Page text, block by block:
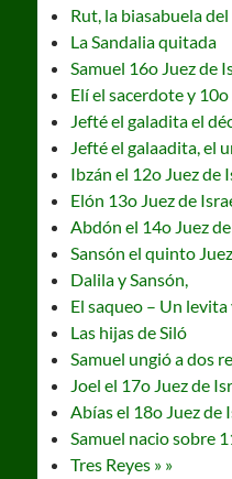
Rut, la biasabuela
La Sandalia quitada
Samuel 16o Juez de
Elí el sacerdote y
Jefté el galadita el
Jefté el galaadita, el
Ibzán el 12o Juez de
Elón 13o Juez de
Abdón el 14o Juez
Sansón el quinto
Dalila y Sansón,
El saqueo – Un
Las hijas de Siló
Samuel ungió a dos
Joel el 17o Juez de
Abías el 18o Juez de
Samuel nacio sobre
Tres Reyes » »